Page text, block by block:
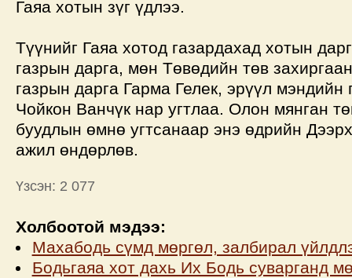
Гаяа хотын зүг үдлээ.
Түүнийг Гаяа хотод газардахад хотын
газрын дарга, мөн Төвөдийн төв
газрын дарга Гарма Гелек, эрүүл мэндийн
Чойкон Ванчүк нар угтлаа. Олон мянган
буудлын өмнө угтсанаар энэ өдрийн
ажил өндөрлөв.
Үзсэн: 2 077
Холбоотой мэдээ:
Махабодь сүмд мөргөл, залбирал
Бодьгаяа хот дахь Их Бодь суварганд